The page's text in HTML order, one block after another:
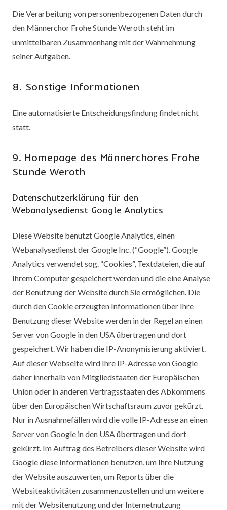
Die Verarbeitung von personenbezogenen Daten durch
den Männerchor Frohe Stunde Weroth steht im
unmittelbaren Zusammenhang mit der Wahrnehmung
seiner Aufgaben.
8. Sonstige Informationen
Eine automatisierte Entscheidungsfindung findet nicht
statt.
9. Homepage des Männerchores Frohe
Stunde Weroth
Datenschutzerklärung für den
Webanalysedienst Google Analytics
Diese Website benutzt Google Analytics, einen
Webanalysedienst der Google Inc. (“Google”). Google
Analytics verwendet sog. “Cookies”, Textdateien, die auf
Ihrem Computer gespeichert werden und die eine Analyse
der Benutzung der Website durch Sie ermöglichen. Die
durch den Cookie erzeugten Informationen über Ihre
Benutzung dieser Website werden in der Regel an einen
Server von Google in den USA übertragen und dort
gespeichert. Wir haben die IP-Anonymisierung aktiviert.
Auf dieser Webseite wird Ihre IP-Adresse von Google
daher innerhalb von Mitgliedstaaten der Europäischen
Union oder in anderen Vertragsstaaten des Abkommens
über den Europäischen Wirtschaftsraum zuvor gekürzt.
Nur in Ausnahmefällen wird die volle IP-Adresse an einen
Server von Google in den USA übertragen und dort
gekürzt. Im Auftrag des Betreibers dieser Website wird
Google diese Informationen benutzen, um Ihre Nutzung
der Website auszuwerten, um Reports über die
Websiteaktivitäten zusammenzustellen und um weitere
mit der Websitenutzung und der Internetnutzung